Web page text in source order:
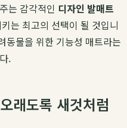
는 감각적인 디자인 발매트
는 최고의 선택이 될 것입니
동물을 위한 기능성 매트라는
.
래도록 새것처럼